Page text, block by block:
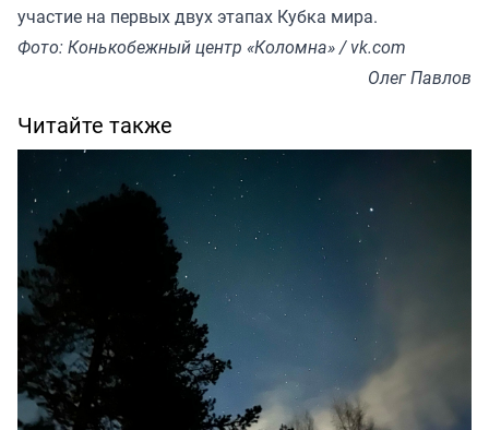
участие на первых двух этапах Кубка мира.
Фото: Конькобежный центр «Коломна» / vk.com
Олег Павлов
Читайте также